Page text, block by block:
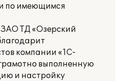
по имеющимся
ЗАО ТД «Озерский
компании «1С-
выполненную
и настройку